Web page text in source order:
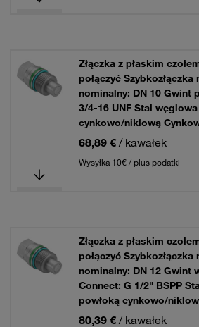
Złączka z płaskim
połączyć
nominalny: DN 10 Gwint
3/4-16 UNF Stal
cynkowo/niklową
68,89 € / kawałek
Wysyłka 10€ / plus podatki
Złączka z płaskim
połączyć
nominalny: DN 12 Gwint
Connect: G 1/2" BSPP
powłoką cynkowo/
80,39 € / kawałek